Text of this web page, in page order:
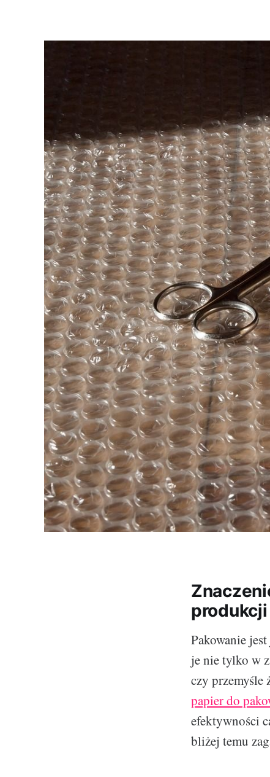
produkcji
Pakowanie
je nie tylko w
czy
papier do
efektywności
bliżej temu